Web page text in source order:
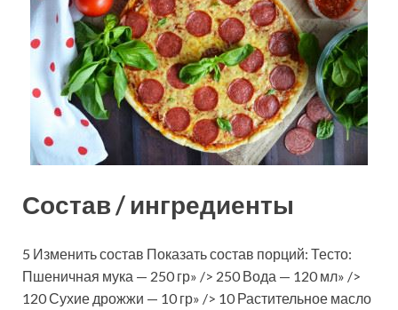
Состав / ингредиенты
5 Изменить состав Показать состав порций: Тесто:
Пшеничная мука — 250 гр» /> 250 Вода — 120 мл» />
120 Сухие дрожжи — 10 гр» /> 10 Растительное масло